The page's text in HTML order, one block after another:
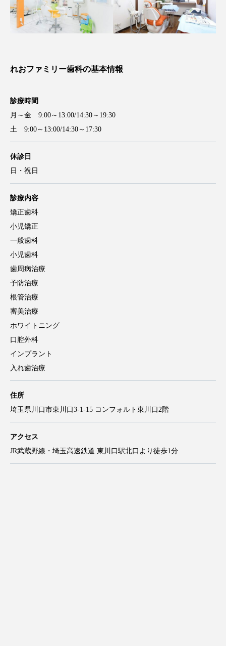
れおファミリー歯科の基本情報
診療時間
月～金 9:00～13:00/14:30～19:30
土 9:00～13:00/14:30～17:30
休診日
日・祝日
診療内容
矯正歯科
小児矯正
一般歯科
小児歯科
歯周病治療
予防治療
根管治療
審美治療
ホワイトニング
口腔外科
インプラント
入れ歯治療
住所
埼玉県川口市東川口3-1-15 コンフォルト東川口2階
アクセス
JR武蔵野線・埼玉高速鉄道 東川口駅北口より徒歩1分